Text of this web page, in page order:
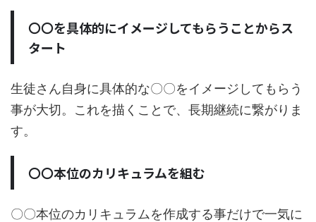
〇〇を具体的にイメージしてもらうことからス
タート
生徒さん自身に具体的な〇〇をイメージしてもらう
事が大切。これを描くことで、長期継続に繋がりま
す。
〇〇本位のカリキュラムを組む
〇〇本位のカリキュラムを作成する事だけで一気に